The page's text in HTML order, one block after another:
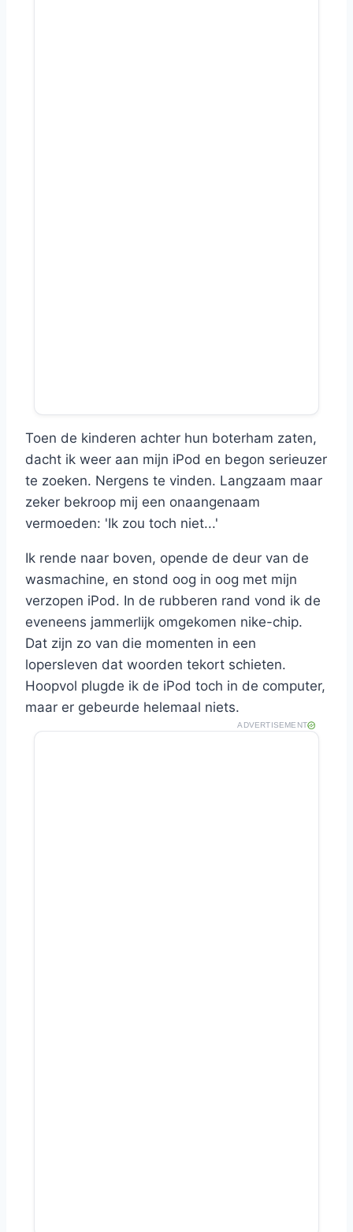
Toen de kinderen achter hun boterham zaten,
dacht ik weer aan mijn iPod en begon serieuzer
te zoeken. Nergens te vinden. Langzaam maar
zeker bekroop mij een onaangenaam
vermoeden: 'Ik zou toch niet...'
Ik rende naar boven, opende de deur van de
wasmachine, en stond oog in oog met mijn
verzopen iPod. In de rubberen rand vond ik de
eveneens jammerlijk omgekomen nike-chip.
Dat zijn zo van die momenten in een
lopersleven dat woorden tekort schieten.
Hoopvol plugde ik de iPod toch in de computer,
maar er gebeurde helemaal niets.
ADVERTISEMENT